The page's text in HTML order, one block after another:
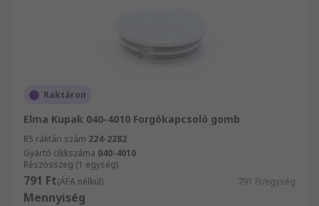
Raktáron
Elma Kupak 040-4010 Forgókapcsoló gomb
RS raktári szám 224-2282
Gyártó cikkszáma 040-4010
Részösszeg (1 egység)
791 Ft(ÁFA nélkül) 791 Ft/egység
Mennyiség